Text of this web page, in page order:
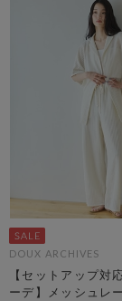
DOUX ARCHIVES
【セットアップ対
ーデ】メッシュレ